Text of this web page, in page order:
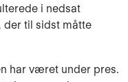
i nedsat
der til sidst måtte
har været under pres.